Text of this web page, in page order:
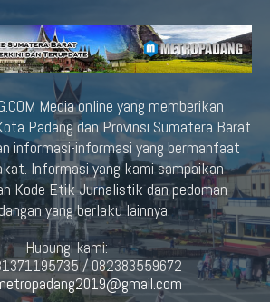
Media online yang memberikan
Padang dan Provinsi Sumatera Barat
informasi-informasi yang bermanfaat
Informasi yang kami sampaikan
Kode Etik Jurnalistik dan pedoman
yang berlaku lainnya.
Hubungi kami:
/ 082383559672